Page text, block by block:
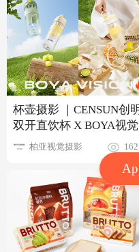
杯壶摄影 ｜CENSUN创
双开直饮杯 X BOYA视觉
柏亚视觉摄影